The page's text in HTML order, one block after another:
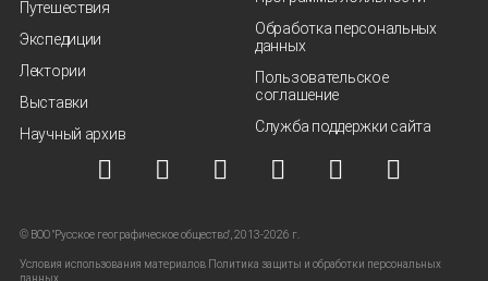
Путешествия
Экспедиции
Лектории
Выставки
Научный архив
Обработка персональных
данных
Пользовательское
соглашение
Служба поддержки сайта
© ВОО "Русское географическое общество", 2013-2026 г.
Условия использования материалов Политика защиты и обработки персональных
данных